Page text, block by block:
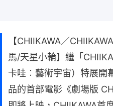
【CHIIKAWA／
馬/天星小輪】繼「
卡哇︰藝術宇宙）特展開
品的首部電影《劇場版